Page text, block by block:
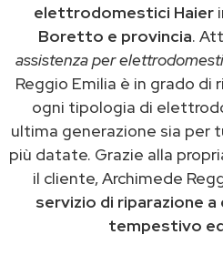
elettrodomestici Haier
Boretto e provincia.
assistenza per
Reggio Emilia è in grado di
ogni tipologia di
ultima generazione sia per
più datate. Grazie alla
il cliente, Archimede
servizio di riparazione
tempestivo